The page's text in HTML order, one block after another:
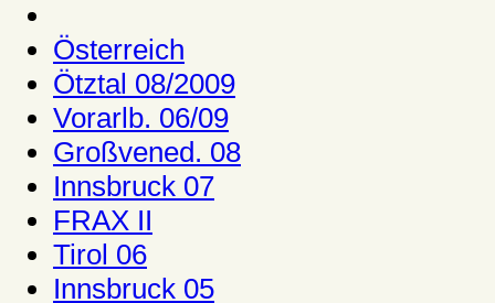
Österreich
Ötztal 08/2009
Vorarlb. 06/09
Großvened. 08
Innsbruck 07
FRAX II
Tirol 06
Innsbruck 05